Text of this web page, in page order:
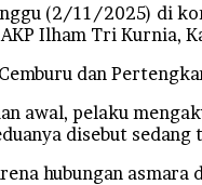
(2/11/2025) di
Ilham Tri Kurnia,
dan
awal, pelaku
disebut
hubungan asmara